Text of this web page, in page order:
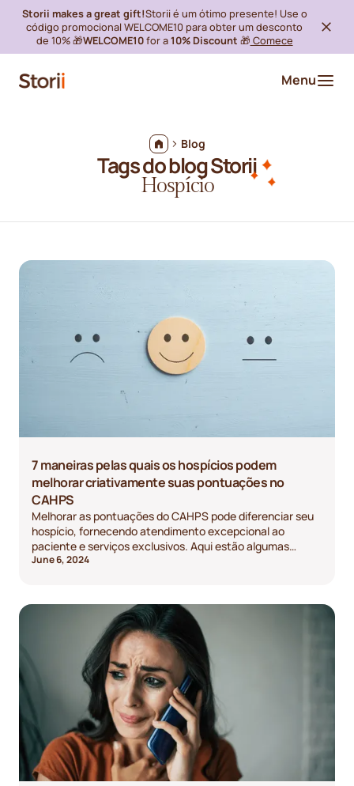
Storii makes a great gift!Storii é um ótimo presente! Use o
código promocional WELCOME10 para obter um desconto
de 10% 🎁WELCOME10for a10% Discount 🎁 Comece
Menu
Blog
Tags do blog Storii
Hospício
7 maneiras pelas quais os hospícios podem
melhorar criativamente suas pontuações no
CAHPS
Melhorar as pontuações do CAHPS pode diferenciar seu
hospício, fornecendo atendimento excepcional ao
paciente e serviços exclusivos. Aqui estão algumas
estratégias inovadoras para gerentes clínicos.
June 6, 2024